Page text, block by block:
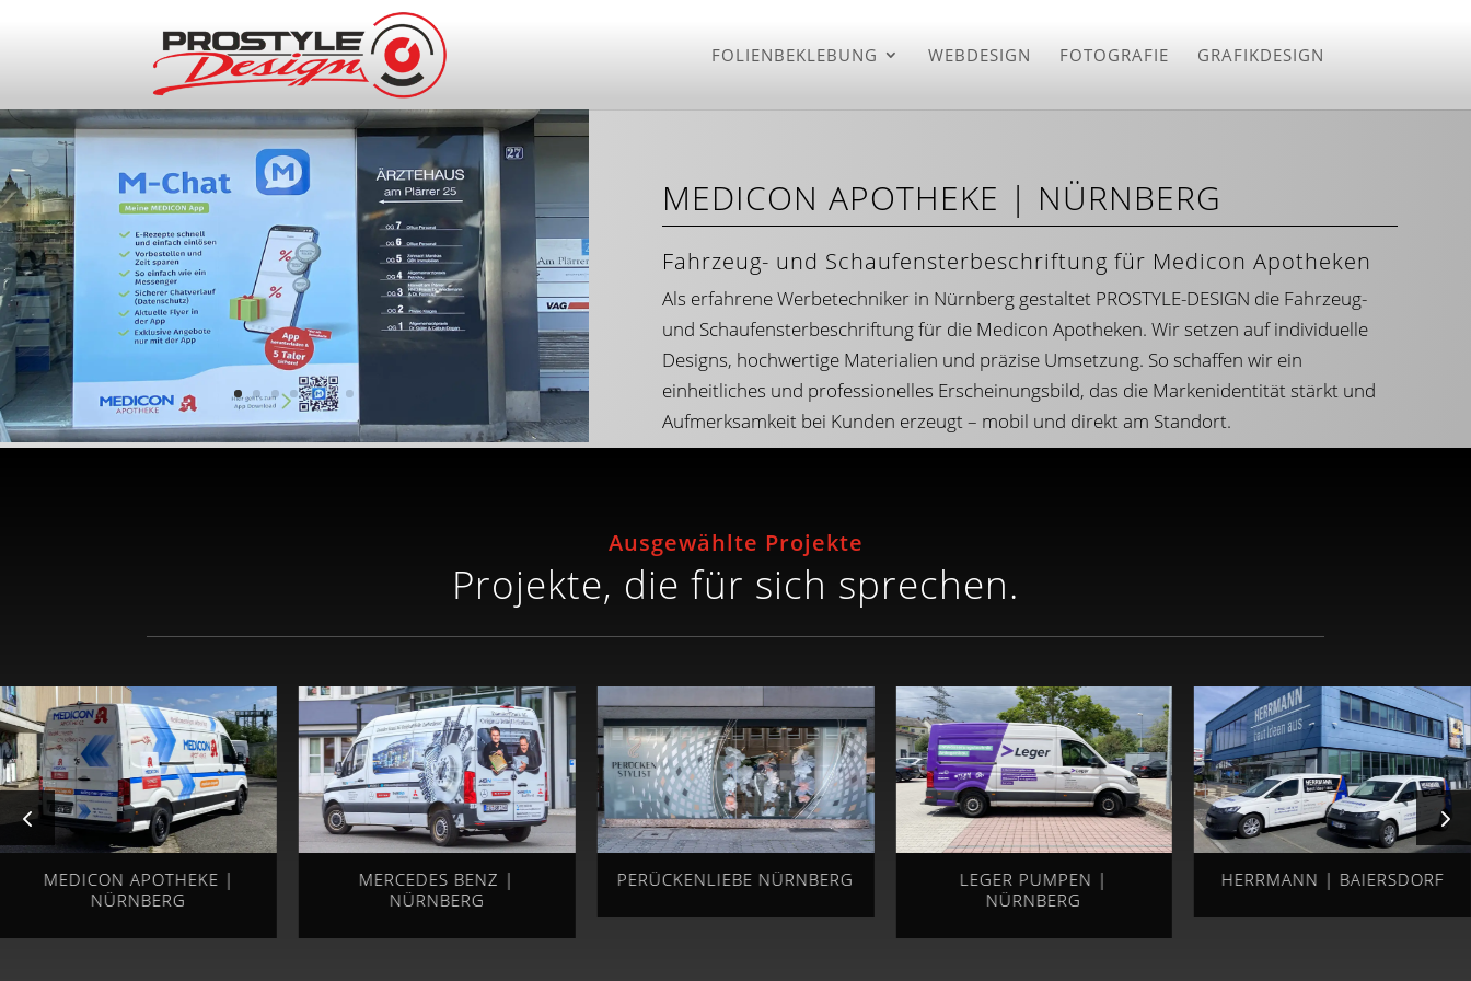
FOLIENBEKLEBUNG WEBDESIGN FOTOGRAFIE GRAFIKDESIGN
MEDICON APOTHEKE | NÜRNBERG
Fahrzeug- und Schaufensterbeschriftung für Medicon Apotheken
Als erfahrene Werbetechniker in Nürnberg gestaltet PROSTYLE-DESIGN die Fahrzeug-
und Schaufensterbeschriftung für die Medicon Apotheken. Wir setzen auf individuelle
Designs, hochwertige Materialien und präzise Umsetzung. So schaffen wir ein
einheitliches und professionelles Erscheinungsbild, das die Markenidentität stärkt und
Aufmerksamkeit bei Kunden erzeugt – mobil und direkt am Standort.
Ausgewählte Projekte
Projekte, die für sich sprechen.
MEDICON APOTHEKE |
NÜRNBERG
MERCEDES BENZ |
NÜRNBERG
PERÜCKENLIEBE NÜRNBERG
LEGER PUMPEN |
NÜRNBERG
HERRMANN | BAIERSDORF